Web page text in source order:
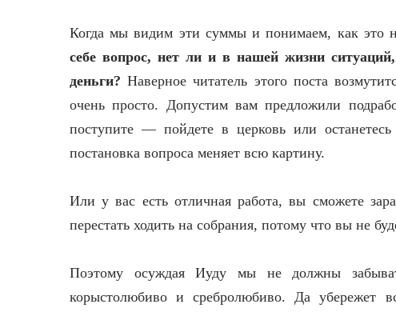
Когда мы видим эти суммы и понимаем, как это
себе вопрос, нет ли и в нашей жизни
деньги? Наверное читатель этого поста
очень просто. Допустим вам предложили
поступите — пойдете в церковь или
постановка вопроса меняет всю картину.
Или у вас есть отличная работа, вы сможете
перестать ходить на собрания, потому что вы не
Поэтому осуждая Иуду мы не должны
корыстолюбиво и сребролюбиво. Да убережет